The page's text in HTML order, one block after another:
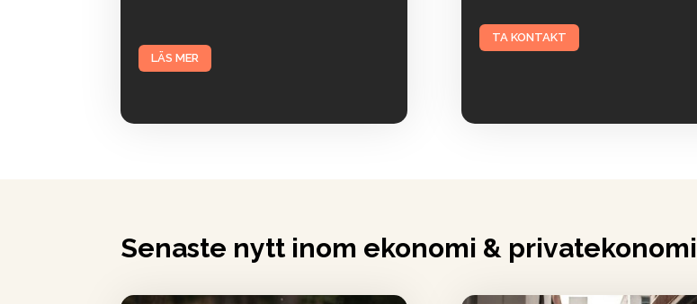
LÄS MER
TA KONTAKT
Senaste nytt inom ekonomi & privatekonomi